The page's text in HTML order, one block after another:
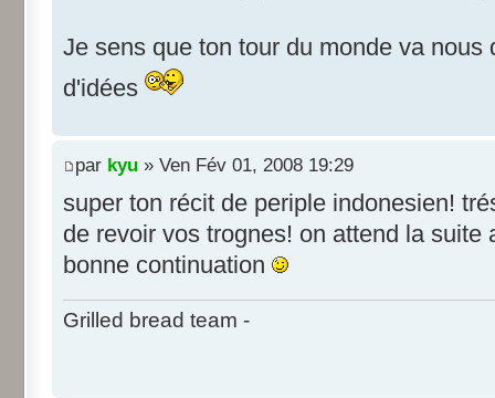
Je sens que ton tour du monde va nous
d'idées
par kyu » Ven Fév 01, 2008 19:29
super ton récit de periple indonesien!
de revoir vos trognes! on attend la suite
bonne continuation
Grilled bread team -